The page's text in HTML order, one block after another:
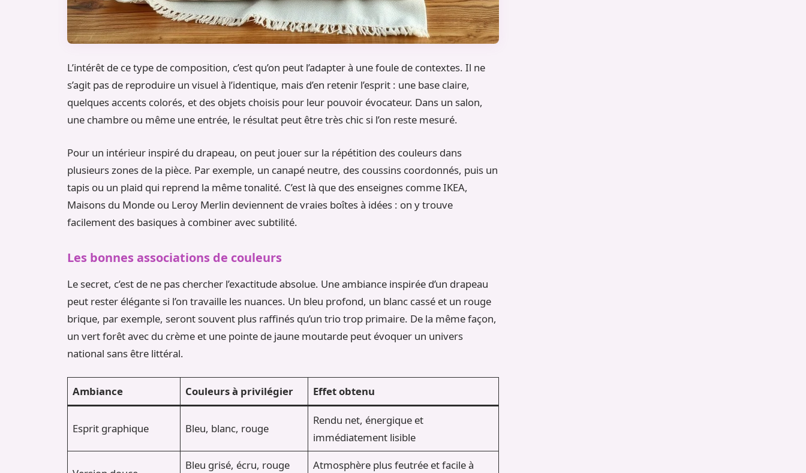
L’intérêt de ce type de composition, c’est qu’on peut l’adapter à une foule de contextes. Il ne
s’agit pas de reproduire un visuel à l’identique, mais d’en retenir l’esprit : une base claire,
quelques accents colorés, et des objets choisis pour leur pouvoir évocateur. Dans un salon,
une chambre ou même une entrée, le résultat peut être très chic si l’on reste mesuré.
Pour un intérieur inspiré du drapeau, on peut jouer sur la répétition des couleurs dans
plusieurs zones de la pièce. Par exemple, un canapé neutre, des coussins coordonnés, puis un
tapis ou un plaid qui reprend la même tonalité. C’est là que des enseignes comme IKEA,
Maisons du Monde ou Leroy Merlin deviennent de vraies boîtes à idées : on y trouve
facilement des basiques à combiner avec subtilité.
Les bonnes associations de couleurs
Le secret, c’est de ne pas chercher l’exactitude absolue. Une ambiance inspirée d’un drapeau
peut rester élégante si l’on travaille les nuances. Un bleu profond, un blanc cassé et un rouge
brique, par exemple, seront souvent plus raffinés qu’un trio trop primaire. De la même façon,
un vert forêt avec du crème et une pointe de jaune moutarde peut évoquer un univers
national sans être littéral.
Ambiance Couleurs à privilégier Effet obtenu
Esprit graphique Bleu, blanc, rouge
Rendu net, énergique et
immédiatement lisible
Bleu grisé, écru, rouge Atmosphère plus feutrée et facile à